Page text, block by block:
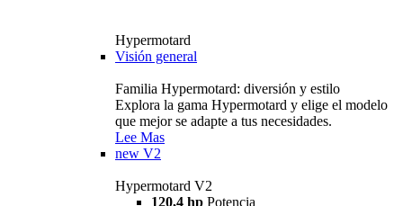
Hypermotard
Visión general
Familia Hypermotard: diversión y estilo
Explora la gama Hypermotard y elige el modelo
que mejor se adapte a tus necesidades.
Lee Mas
new V2
Hypermotard V2
120,4 hp Potencia